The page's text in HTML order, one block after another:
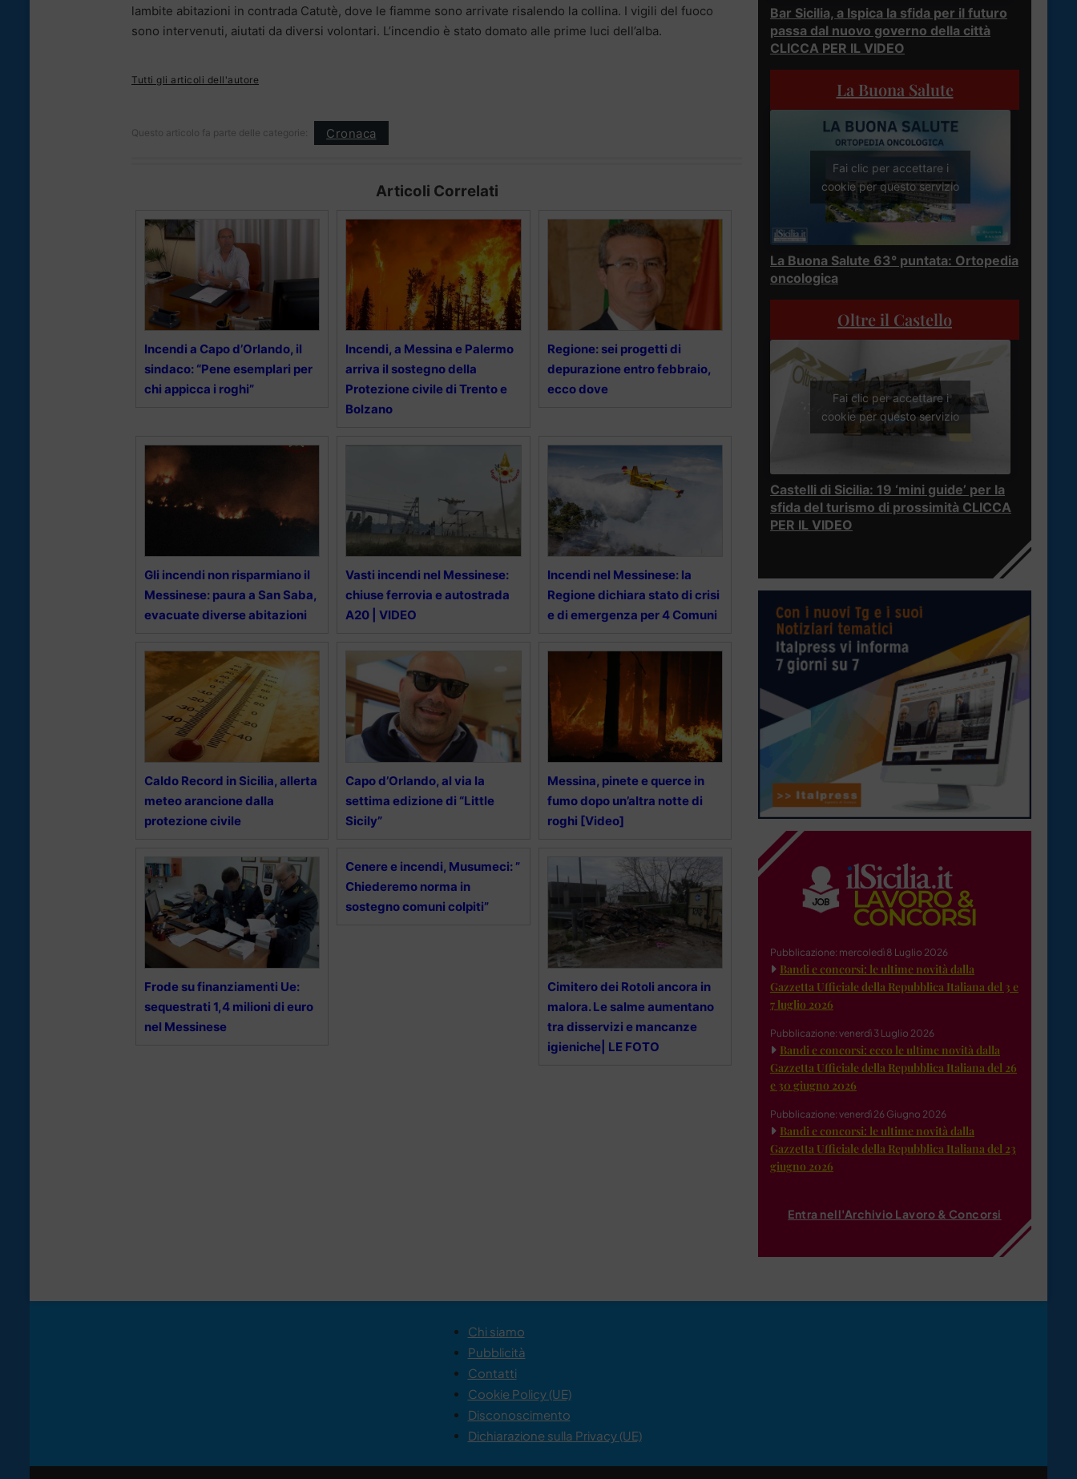
lambite abitazioni in contrada Catutè, dove le fiamme sono arrivate risalendo la collina. I vigili del fuoco
sono intervenuti, aiutati da diversi volontari. L’incendio è stato domato alle prime luci dell’alba.
Tutti gli articoli dell'autore
Questo articolo fa parte delle categorie: Cronaca
Articoli Correlati
Incendi a Capo d’Orlando, il
sindaco: “Pene esemplari per
chi appicca i roghi”
Incendi, a Messina e Palermo
arriva il sostegno della
Protezione civile di Trento e
Bolzano
Regione: sei progetti di
depurazione entro febbraio,
ecco dove
Gli incendi non risparmiano il
Messinese: paura a San Saba,
evacuate diverse abitazioni
Vasti incendi nel Messinese:
chiuse ferrovia e autostrada
A20 | VIDEO
Incendi nel Messinese: la
Regione dichiara stato di crisi
e di emergenza per 4 Comuni
Caldo Record in Sicilia, allerta
meteo arancione dalla
protezione civile
Capo d’Orlando, al via la
settima edizione di “Little
Sicily”
Messina, pinete e querce in
fumo dopo un’altra notte di
roghi [Video]
Frode su finanziamenti Ue:
sequestrati 1,4 milioni di euro
nel Messinese
Cenere e incendi, Musumeci: ”
Chiederemo norma in
sostegno comuni colpiti”
Cimitero dei Rotoli ancora in
malora. Le salme aumentano
tra disservizi e mancanze
igieniche| LE FOTO
Bar Sicilia, a Ispica la sfida per il futuro
passa dal nuovo governo della città
CLICCA PER IL VIDEO
La Buona Salute
Fai clic per accettare i
cookie per questo servizio
La Buona Salute 63° puntata: Ortopedia
oncologica
Oltre il Castello
Fai clic per accettare i
cookie per questo servizio
Castelli di Sicilia: 19 ‘mini guide’ per la
sfida del turismo di prossimità CLICCA
PER IL VIDEO
Pubblicazione: mercoledì 8 Luglio 2026
Bandi e concorsi: le ultime novità dalla
Gazzetta Ufficiale della Repubblica Italiana del 3 e
7 luglio 2026
Pubblicazione: venerdì 3 Luglio 2026
Bandi e concorsi: ecco le ultime novità dalla
Gazzetta Ufficiale della Repubblica Italiana del 26
e 30 giugno 2026
Pubblicazione: venerdì 26 Giugno 2026
Bandi e concorsi: le ultime novità dalla
Gazzetta Ufficiale della Repubblica Italiana del 23
giugno 2026
Entra nell'Archivio Lavoro & Concorsi
Chi siamo
Pubblicità
Contatti
Cookie Policy (UE)
Disconoscimento
Dichiarazione sulla Privacy (UE)